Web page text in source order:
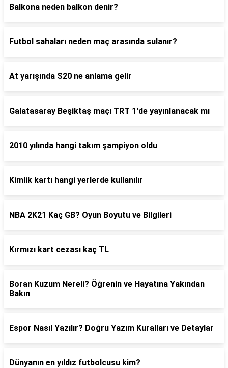
Balkona neden balkon denir?
Futbol sahaları neden maç arasında sulanır?
At yarışında S20 ne anlama gelir
Galatasaray Beşiktaş maçı TRT 1'de yayınlanacak mı
2010 yılında hangi takım şampiyon oldu
Kimlik kartı hangi yerlerde kullanılır
NBA 2K21 Kaç GB? Oyun Boyutu ve Bilgileri
Kırmızı kart cezası kaç TL
Boran Kuzum Nereli? Öğrenin ve Hayatına Yakından
Bakın
Espor Nasıl Yazılır? Doğru Yazım Kuralları ve Detaylar
Dünyanın en yıldız futbolcusu kim?